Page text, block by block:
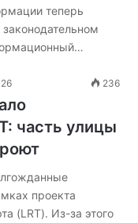
теперь
236
часть улицы
проекта
(LRT). Из-за этого